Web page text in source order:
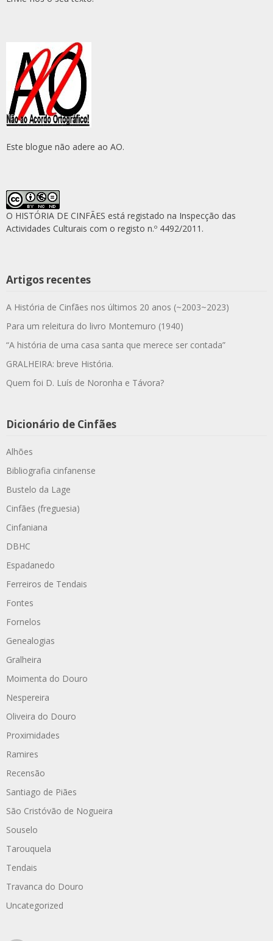
Este blogue não adere ao AO.
O HISTÓRIA DE CINFÃES está registado na Inspecção das
Actividades Culturais com o registo n.º 4492/2011.
Artigos recentes
A História de Cinfães nos últimos 20 anos (~2003~2023)
Para um releitura do livro Montemuro (1940)
“A história de uma casa santa que merece ser contada”
GRALHEIRA: breve História.
Quem foi D. Luís de Noronha e Távora?
Dicionário de Cinfães
Alhões
Bibliografia cinfanense
Bustelo da Lage
Cinfães (freguesia)
Cinfaniana
DBHC
Espadanedo
Ferreiros de Tendais
Fontes
Fornelos
Genealogias
Gralheira
Moimenta do Douro
Nespereira
Oliveira do Douro
Proximidades
Ramires
Recensão
Santiago de Piães
São Cristóvão de Nogueira
Souselo
Tarouquela
Tendais
Travanca do Douro
Uncategorized